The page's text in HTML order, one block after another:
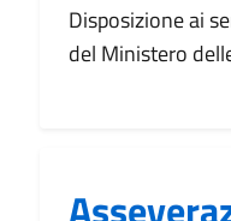
Disposizione ai
del Ministero